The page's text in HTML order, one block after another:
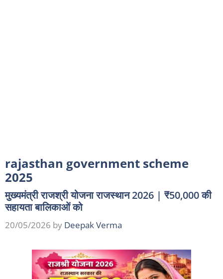
rajasthan government scheme
2025
मुख्यमंत्री राजश्री योजना राजस्थान 2026 | ₹50,000 की
सहायता बालिकाओं को
20/05/2026 by Deepak Verma